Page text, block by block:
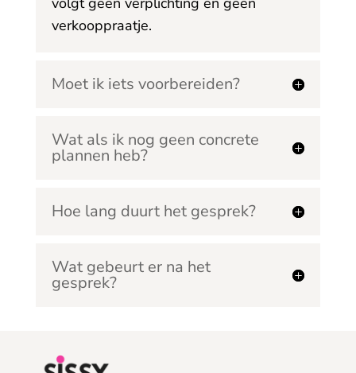
verkooppraatje.
Moet ik iets voorbereiden?
Wat als ik nog geen concrete
plannen heb?
Hoe lang duurt het gesprek?
Wat gebeurt er na het
gesprek?